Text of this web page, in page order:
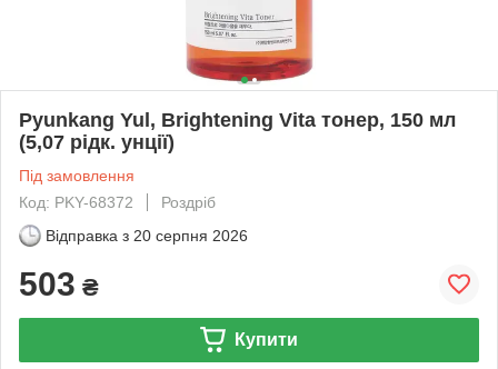
Pyunkang Yul, Brightening Vita тонер, 150 мл
(5,07 рідк. унції)
Під замовлення
Код: PKY-68372
Роздріб
Відправка з 20 серпня 2026
503 ₴
Купити